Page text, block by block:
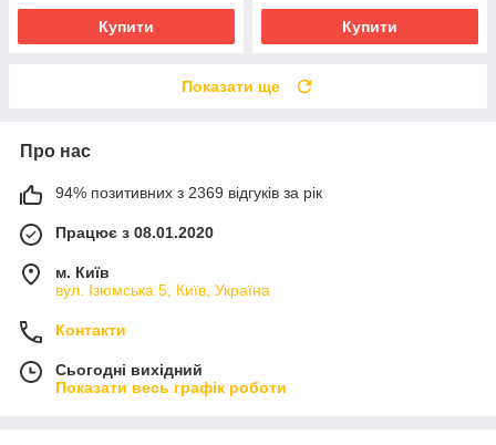
Купити Купити
Показати ще
Про нас
94% позитивних з 2369 відгуків за рік
Працює з 08.01.2020
м. Київ
вул. Ізюмська 5, Київ, Україна
Контакти
Сьогодні вихідний
Показати весь графік роботи